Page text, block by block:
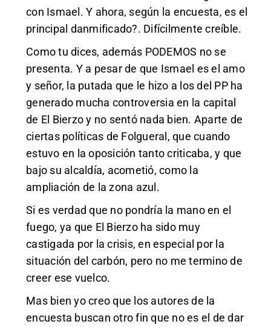
con Ismael. Y ahora, según la encuesta, es el
principal danmificado?. Difícilmente creíble.
Como tu dices, además PODEMOS no se
presenta. Y a pesar de que Ismael es el amo
y señor, la putada que le hizo a los del PP ha
generado mucha controversia en la capital
de El Bierzo y no sentó nada bien. Aparte de
ciertas políticas de Folgueral, que cuando
estuvo en la oposición tanto criticaba, y que
bajo su alcaldía, acometió, como la
ampliación de la zona azul.
Si es verdad que no pondría la mano en el
fuego, ya que El Bierzo ha sido muy
castigada por la crisis, en especial por la
situación del carbón, pero no me termino de
creer ese vuelco.
Mas bien yo creo que los autores de la
encuesta buscan otro fin que no es el de dar